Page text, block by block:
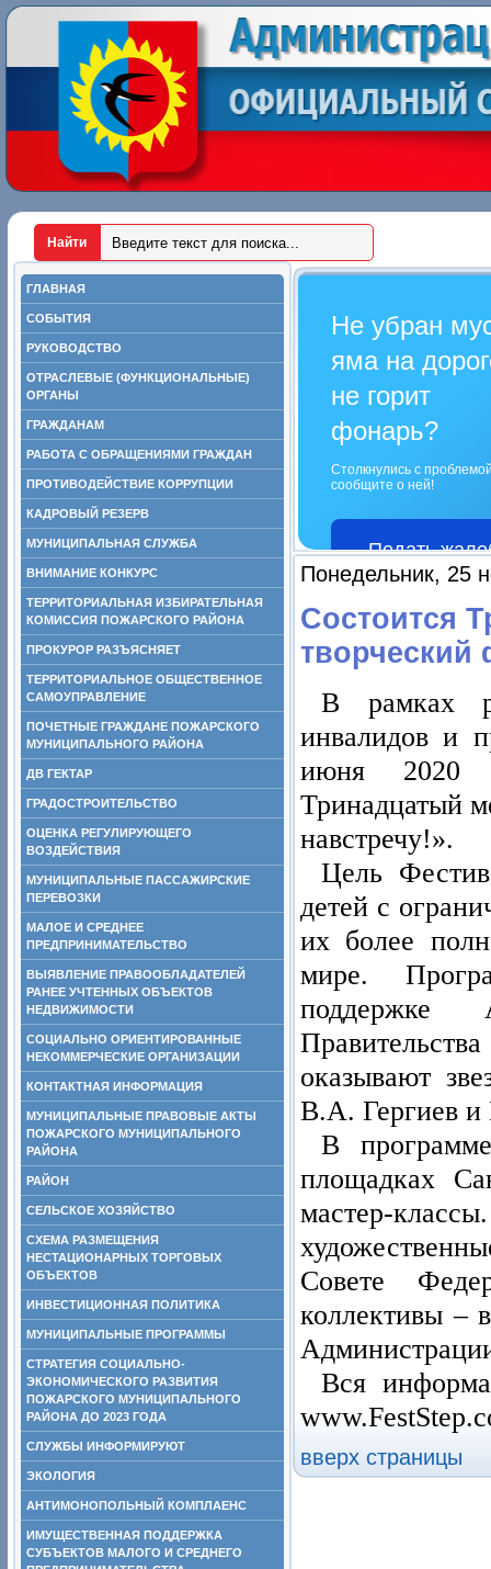
ГЛАВНАЯ
СОБЫТИЯ
РУКОВОДСТВО
ОТРАСЛЕВЫЕ (ФУНКЦИОНАЛЬНЫЕ)
ОРГАНЫ
ГРАЖДАНАМ
РАБОТА С ОБРАЩЕНИЯМИ ГРАЖДАН
ПРОТИВОДЕЙСТВИЕ КОРРУПЦИИ
КАДРОВЫЙ РЕЗЕРВ
МУНИЦИПАЛЬНАЯ СЛУЖБА
ВНИМАНИЕ КОНКУРС
ТЕРРИТОРИАЛЬНАЯ ИЗБИРАТЕЛЬНАЯ
КОМИССИЯ ПОЖАРСКОГО РАЙОНА
ПРОКУРОР РАЗЪЯСНЯЕТ
ТЕРРИТОРИАЛЬНОЕ ОБЩЕСТВЕННОЕ
САМОУПРАВЛЕНИЕ
ПОЧЕТНЫЕ ГРАЖДАНЕ ПОЖАРСКОГО
МУНИЦИПАЛЬНОГО РАЙОНА
ДВ ГЕКТАР
ГРАДОСТРОИТЕЛЬСТВО
ОЦЕНКА РЕГУЛИРУЮЩЕГО
ВОЗДЕЙСТВИЯ
МУНИЦИПАЛЬНЫЕ ПАССАЖИРСКИЕ
ПЕРЕВОЗКИ
МАЛОЕ И СРЕДНЕЕ
ПРЕДПРИНИМАТЕЛЬСТВО
ВЫЯВЛЕНИЕ ПРАВООБЛАДАТЕЛЕЙ
РАНЕЕ УЧТЕННЫХ ОБЪЕКТОВ
НЕДВИЖИМОСТИ
СОЦИАЛЬНО ОРИЕНТИРОВАННЫЕ
НЕКОММЕРЧЕСКИЕ ОРГАНИЗАЦИИ
КОНТАКТНАЯ ИНФОРМАЦИЯ
МУНИЦИПАЛЬНЫЕ ПРАВОВЫЕ АКТЫ
ПОЖАРСКОГО МУНИЦИПАЛЬНОГО
РАЙОНА
РАЙОН
СЕЛЬСКОЕ ХОЗЯЙСТВО
СХЕМА РАЗМЕЩЕНИЯ
НЕСТАЦИОНАРНЫХ ТОРГОВЫХ
ОБЪЕКТОВ
ИНВЕСТИЦИОННАЯ ПОЛИТИКА
МУНИЦИПАЛЬНЫЕ ПРОГРАММЫ
СТРАТЕГИЯ СОЦИАЛЬНО-
ЭКОНОМИЧЕСКОГО РАЗВИТИЯ
ПОЖАРСКОГО МУНИЦИПАЛЬНОГО
РАЙОНА ДО 2023 ГОДА
СЛУЖБЫ ИНФОРМИРУЮТ
ЭКОЛОГИЯ
АНТИМОНОПОЛЬНЫЙ КОМПЛАЕНС
ИМУЩЕСТВЕННАЯ ПОДДЕРЖКА
СУБЪЕКТОВ МАЛОГО И СРЕДНЕГО
Не убран
яма на
не горит
фонарь?
Столкнулись с
сообщите о ней!
Подать
Понедельник, 25
Состоится
творческий
В рамках
инвалидов и
июня 2020
Тринадцатый
навстречу!».
Цель
детей с
их более
мире.
поддержке
оказывают
В.А. Гергиев
В
площадках
мастер-
Совете
коллективы –
Вся
вверх страницы